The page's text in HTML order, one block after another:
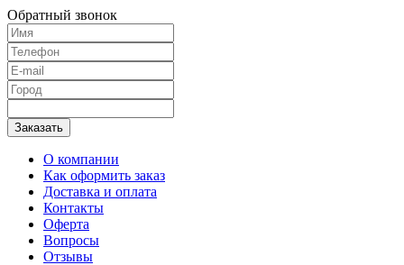
Обратный звонок
О компании
Как оформить заказ
Доставка и оплата
Контакты
Оферта
Вопросы
Отзывы